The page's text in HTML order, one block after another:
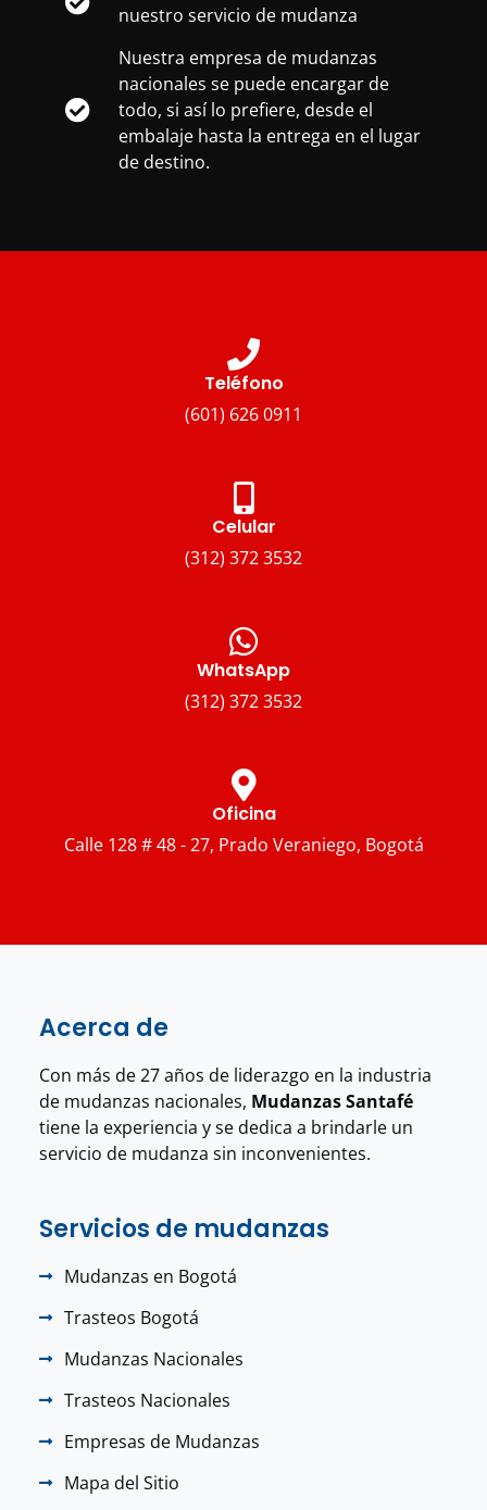
nuestro servicio de mudanza
Nuestra empresa de mudanzas
nacionales se puede encargar de
todo, si así lo prefiere, desde el
embalaje hasta la entrega en el lugar
de destino.
Teléfono
(601) 626 0911
Celular
(312) 372 3532
WhatsApp
(312) 372 3532
Oficina
Calle 128 # 48 - 27, Prado Veraniego, Bogotá
Acerca de
Con más de 27 años de liderazgo en la industria
de mudanzas nacionales, Mudanzas Santafé
tiene la experiencia y se dedica a brindarle un
servicio de mudanza sin inconvenientes.
Servicios de mudanzas
Mudanzas en Bogotá
Trasteos Bogotá
Mudanzas Nacionales
Trasteos Nacionales
Empresas de Mudanzas
Mapa del Sitio